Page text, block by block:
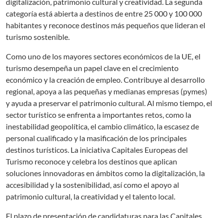
categoría está abierta a destinos de entre 25 000 y 100 000
habitantes y reconoce destinos más pequeños que lideran el
turismo sostenible.
Como uno de los mayores sectores económicos de la UE, el
turismo desempeña un papel clave en el crecimiento
económico y la creación de empleo. Contribuye al desarrollo
regional, apoya a las pequeñas y medianas empresas (pymes)
y ayuda a preservar el patrimonio cultural. Al mismo tiempo, el
sector turístico se enfrenta a importantes retos, como la
inestabilidad geopolítica, el cambio climático, la escasez de
personal cualificado y la masificación de los principales
destinos turísticos. La iniciativa Capitales Europeas del
Turismo reconoce y celebra los destinos que aplican
soluciones innovadoras en ámbitos como la digitalización, la
accesibilidad y la sostenibilidad, así como el apoyo al
patrimonio cultural, la creatividad y el talento local.
El plazo de presentación de candidaturas para las Capitales